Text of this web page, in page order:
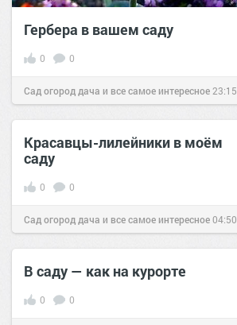
Гербера в вашем саду
0 0
Сад огород дача и все самое интересное 23:15
15 апр 2016
Красавцы-лилейники в моём
саду
0 0
Сад огород дача и все самое интересное04:50
09 окт 2016
В саду — как на курорте
0 0